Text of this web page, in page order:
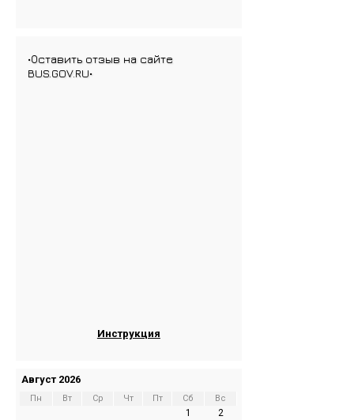
•Оставить отзыв на сайте
BUS.GOV.RU•
Инструкция
Август 2026
Пн Вт Ср Чт Пт Сб Вс
1
2